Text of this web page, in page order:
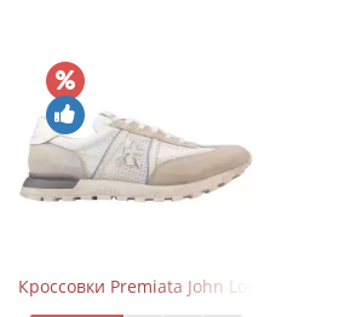
Кроссовки Premiata John Low Beige